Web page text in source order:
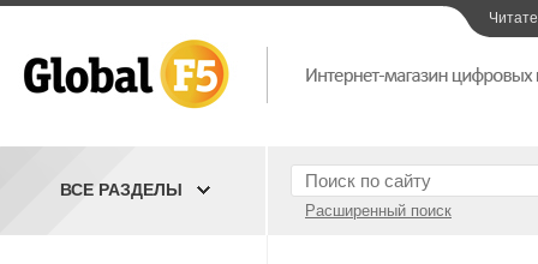
Расширенный поиск
ВСЕ РАЗДЕЛЫ